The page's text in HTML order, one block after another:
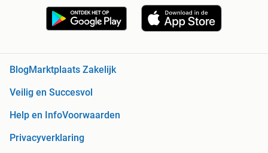
BlogMarktplaats Zakelijk
Veilig en Succesvol
Help en InfoVoorwaarden
Privacyverklaring